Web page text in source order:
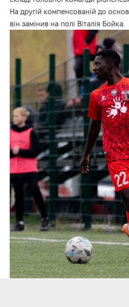
На другій компенсованій до
він замінив на полі Віталія Бойка.